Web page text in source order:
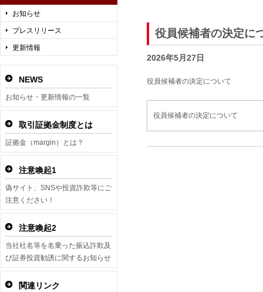
役員候補者の決定に
2026年5月27日
役員候補者の決定について
役員候補者の決定について
お知らせ
プレスリリース
更新情報
NEWS
お知らせ・更新情報の一覧
取引証拠金制度とは
証拠金（margin）とは？
注意喚起1
偽サイト、SNSや投資詐欺等にご
注意ください！
注意喚起2
当社社名等を名乗った振込詐欺及
び証券投資勧誘に関するお知らせ
関連リンク